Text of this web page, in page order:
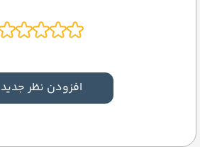
افزودن نظر جدید